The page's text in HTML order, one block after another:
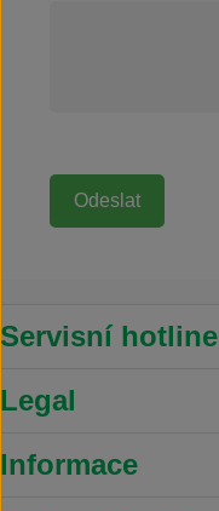
Servisní hotline
Legal
Informace